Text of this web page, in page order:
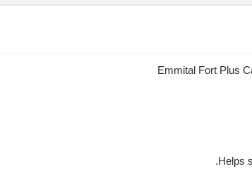
Emmital Fort Plus
Helps